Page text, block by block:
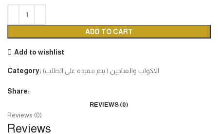
ADD TO CART
Add to wishlist
Category: الاكواب والفناجين ( يتم تنفيذه على الطلب)
Share:
REVIEWS (0)
Reviews (0)
Reviews